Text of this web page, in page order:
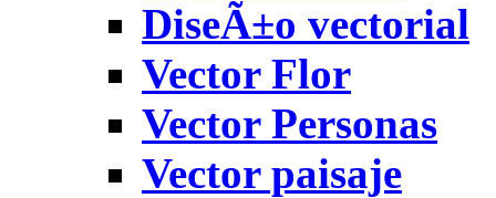
DiseÃ±o vectorial
Vector Flor
Vector Personas
Vector paisaje